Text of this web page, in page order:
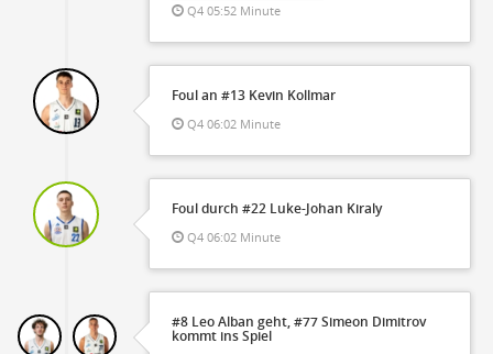
Q4 05:52 Minute
Foul an #13 Kevin Kollmar
Q4 06:02 Minute
Foul durch #22 Luke-Johan Kiraly
Q4 06:02 Minute
#8 Leo Alban geht, #77 Simeon Dimitrov
kommt ins Spiel